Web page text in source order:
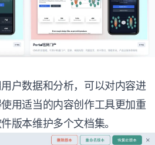
户数据和分析，可以对内容进
用适当的内容创作工具更加重
版本维护多个文档集。